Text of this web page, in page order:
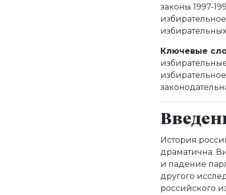
законы 1997-
Ключевые
История
драматична.
и падение
другого
российского